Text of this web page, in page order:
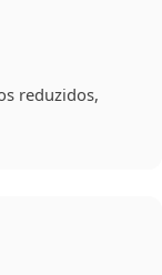
reduzidos,